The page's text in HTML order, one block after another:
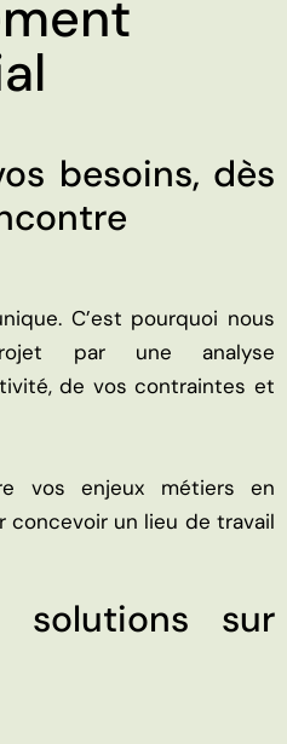
besoins, dès
C’est pourquoi nous
par une analyse
de vos contraintes et
vos enjeux métiers en
un lieu de travail
solutions sur